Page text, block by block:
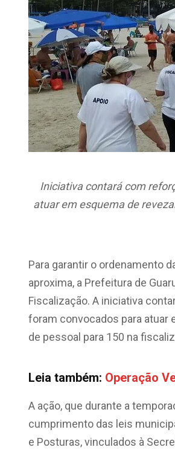
Iniciativa contará com
atuar em esquema de
Para garantir o ordenamento
aproxima, a Prefeitura de
Fiscalização. A iniciativa
foram convocados para atuar
de pessoal para 150 na
Leia também: Operação
A ação, que durante a
cumprimento das leis
e Posturas, vinculados à